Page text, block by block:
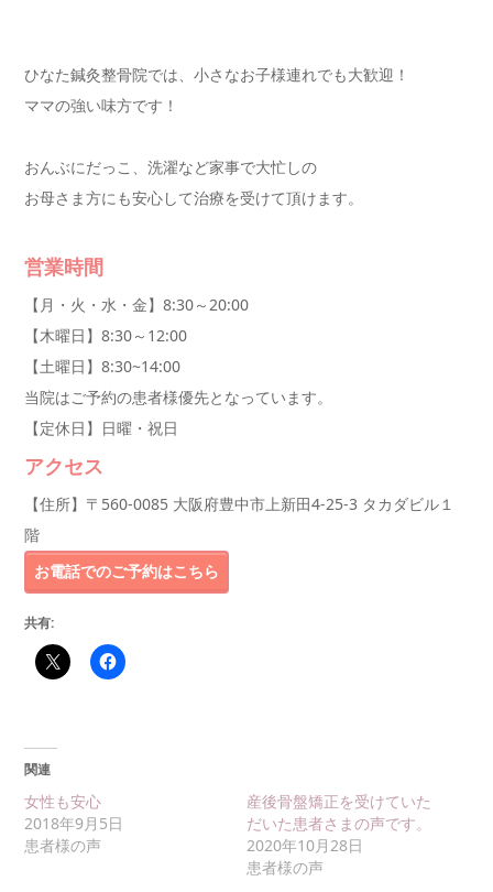
ひなた鍼灸整骨院では、小さなお子様連れでも大歓迎！
ママの強い味方です！
おんぶにだっこ、洗濯など家事で大忙しの
お母さま方にも安心して治療を受けて頂けます。
営業時間
【月・火・水・金】8:30～20:00
【木曜日】8:30～12:00
【土曜日】8:30~14:00
当院はご予約の患者様優先となっています。
【定休日】日曜・祝日
アクセス
【住所】〒560-0085 大阪府豊中市上新田4-25-3 タカダビル１
階
お電話でのご予約はこちら
共有:
関連
女性も安心
2018年9月5日
患者様の声
産後骨盤矯正を受けていた
だいた患者さまの声です。
2020年10月28日
患者様の声